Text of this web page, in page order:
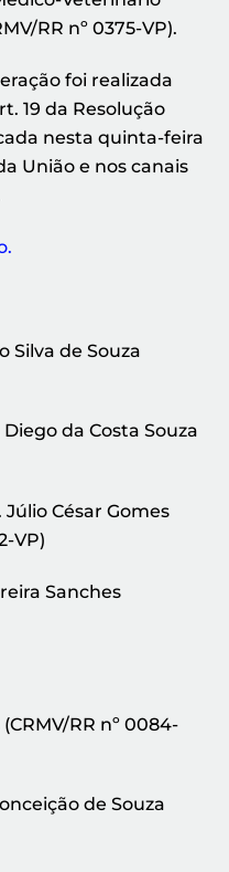
RR nº 0375-VP).
foi realizada
19 da Resolução
nesta quinta-feira
União e nos canais
Silva de Souza
da Costa Souza
Júlio César Gomes
VP)
Sanches
RR nº 0084-
de Souza